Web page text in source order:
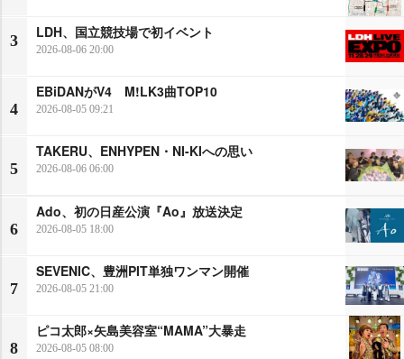
3
LDH、国立競技場で初イベント
2026-08-06 20:00
4
EBiDANがV4 M!LK3曲TOP10
2026-08-05 09:21
5
TAKERU、ENHYPEN・NI-KIへの思い
2026-08-06 06:00
6
Ado、初の日産公演『Ao』放送決定
2026-08-05 18:00
7
SEVENIC、豊洲PIT単独ワンマン開催
2026-08-05 21:00
8
ピコ太郎×矢島美容室“MAMA”大暴走
2026-08-05 08:00